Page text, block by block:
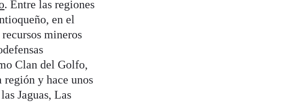
. Entre las regiones
en el
mineros
Clan del Golfo,
región y hace unos
Jaguas, Las